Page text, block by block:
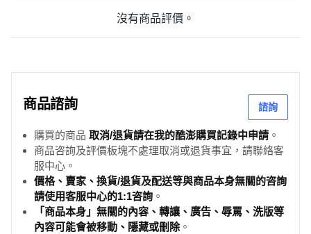
沒有商品評價。
商品諮詢 諮詢
購買的商品 取消/退貨請在我的酷澎購買記錄中申請 。
商品咨詢及評價板塊不處理取消或退貨事宜，請聯絡客
服中心。
價格、賣家、換貨/退貨及配送等與商品本身無關的咨詢
請使用客服中心的1:1咨詢 。
「商品本身」無關的內容、轉讓、廣告、辱罵、洗版等
內容可能會被移動、隱藏或刪除。